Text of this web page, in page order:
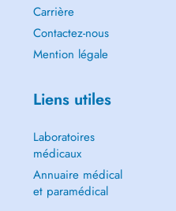
Carrière
Contactez-nous
Mention légale
Liens utiles
Laboratoires
médicaux
Annuaire médical
et paramédical